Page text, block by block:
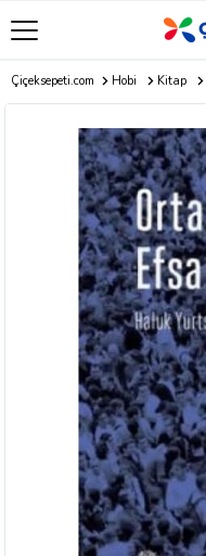
Çiçeksepeti.com Hobi Kitap